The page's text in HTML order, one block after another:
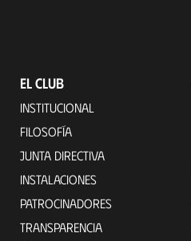
EL CLUB
INSTITUCIONAL
FILOSOFÍA
JUNTA DIRECTIVA
INSTALACIONES
PATROCINADORES
TRANSPARENCIA